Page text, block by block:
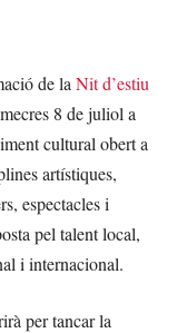
de la Nit d’estiu
8 de juliol a
cultural obert a
artístiques,
espectacles i
pel talent local,
i internacional.
per tancar la